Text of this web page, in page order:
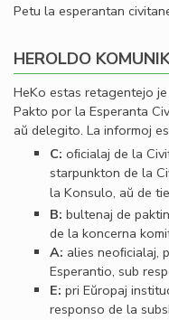
Petu la esperantan
HEROLDO
HeKo estas retagentejo
Pakto por la Esperanta
aŭ delegito. La informoj
C: oﬁcialaj de la
starpunkton de la
la Konsulo, aŭ de
B: bultenaj de
de la koncerna
A: alies neoﬁcialaj,
Esperantio, sub
E: pri Eŭropaj
responso de la